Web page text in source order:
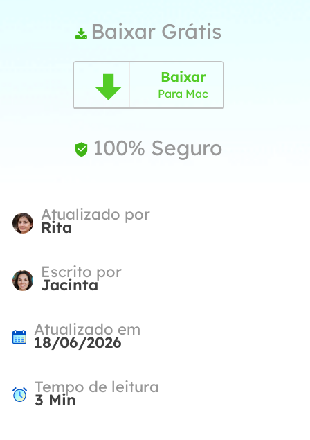
 Baixar Grátis
 Baixar
Para Mac
 100% Seguro
Atualizado por
Rita
Escrito por
Jacinta
Atualizado em
18/06/2026
Tempo de leitura
3 Min